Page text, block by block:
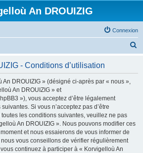
An DROUIZIG
Connexion
- Conditions d’utilisation
An DROUIZIG » (désigné ci-après par « nous »,
An DROUIZIG » et
»), vous acceptez d’être légalement
Si vous n’acceptez pas d’être
les conditions suivantes, veuillez ne pas
An DROUIZIG ». Nous pouvons modifier ces
et nous essaierons de vous informer de
vous conseillons de vérifier régulièrement
continuez à participer à « Korvigelloù An